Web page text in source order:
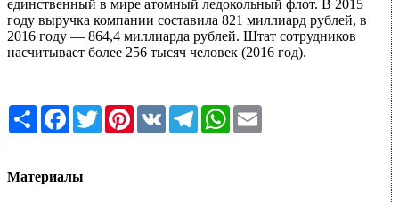
единственный в мире атомный ледокольный флот. В 2015
году выручка компании составила 821 миллиард рублей, в
2016 году — 864,4 миллиарда рублей. Штат сотрудников
насчитывает более 256 тысяч человек (2016 год).
Share Facebook
TwitterPinterest
VK TelegramWhatsApp
Материалы